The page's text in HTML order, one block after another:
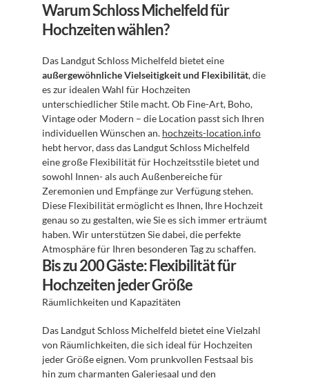
Warum Schloss Michelfeld für
Hochzeiten wählen?
außergewöhnliche Vielseitigkeit und Flexibilität, die
es zur idealen Wahl für Hochzeiten
unterschiedlicher Stile macht. Ob Fine-Art, Boho,
Vintage oder Modern – die Location passt sich Ihren
individuellen Wünschen an. hochzeits-location.info
hebt hervor, dass das Landgut Schloss Michelfeld
eine große Flexibilität für Hochzeitsstile bietet und
sowohl Innen- als auch Außenbereiche für
Zeremonien und Empfänge zur Verfügung stehen.
Diese Flexibilität ermöglicht es Ihnen, Ihre Hochzeit
genau so zu gestalten, wie Sie es sich immer erträumt
haben. Wir unterstützen Sie dabei, die perfekte
Atmosphäre für Ihren besonderen Tag zu schaffen.
Bis zu 200 Gäste: Flexibilität für
Hochzeiten jeder Größe
Räumlichkeiten und Kapazitäten
Das Landgut Schloss Michelfeld bietet eine Vielzahl
von Räumlichkeiten, die sich ideal für Hochzeiten
jeder Größe eignen. Vom prunkvollen Festsaal bis
hin zum charmanten Galeriesaal und den